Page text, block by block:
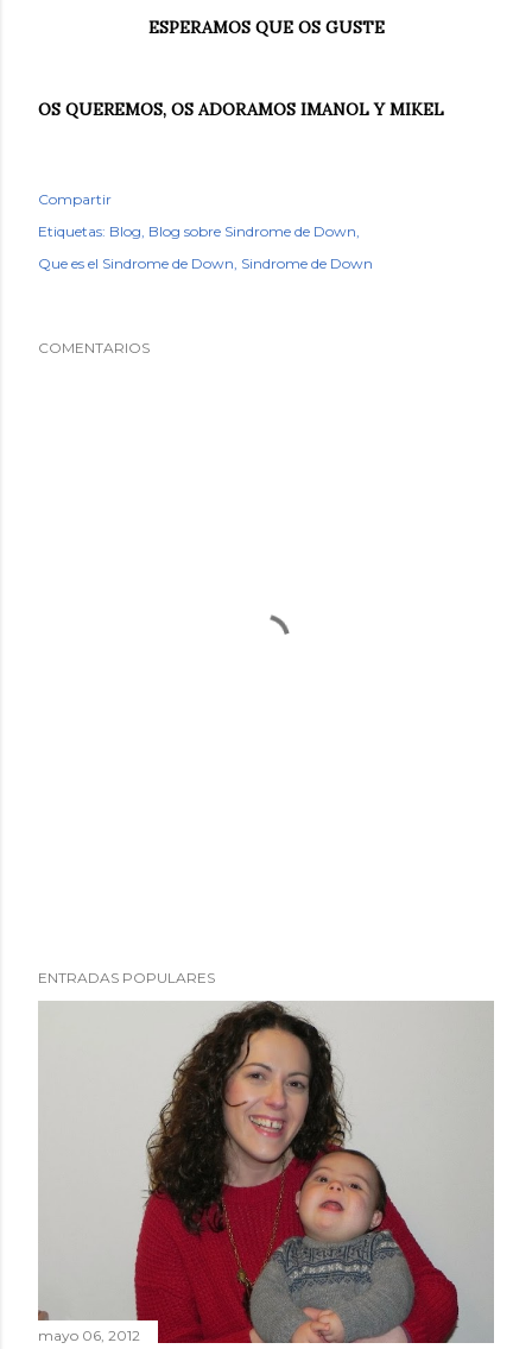
ESPERAMOS QUE OS GUSTE
OS QUEREMOS, OS ADORAMOS IMANOL Y MIKEL
Compartir
Etiquetas: Blog Blog sobre Sindrome de Down
Que es el Sindrome de Down Sindrome de Down
COMENTARIOS
ENTRADAS POPULARES
mayo 06, 2012